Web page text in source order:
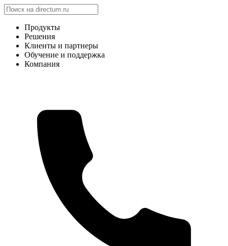
Продукты
Решения
Клиенты и партнеры
Обучение и поддержка
Компания